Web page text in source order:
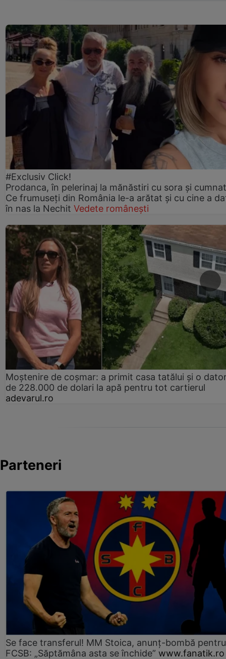
#Exclusiv Click!
Prodanca, în pelerinaj la mănăstiri cu sora și
Ce frumuseți din România le-a arătat și cu cine a
în nas la Nechit Vedete românești
Moștenire de coșmar: a primit casa tatălui și o
de 228.000 de dolari la apă pentru tot cartierul
adevarul.ro
Parteneri
Se face transferul! MM Stoica, anunț-bombă
FCSB: „Săptămâna asta se închide” www.fanatik.ro